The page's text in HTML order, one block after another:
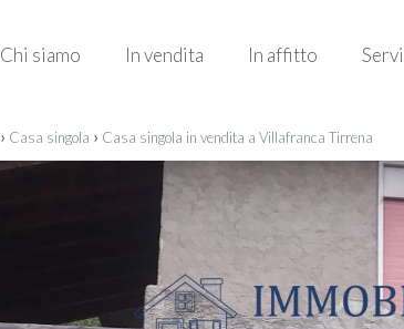
Chi siamo In vendita In affitto
› Casa singola › Casa singola in vendita a Villafranca Tirrena